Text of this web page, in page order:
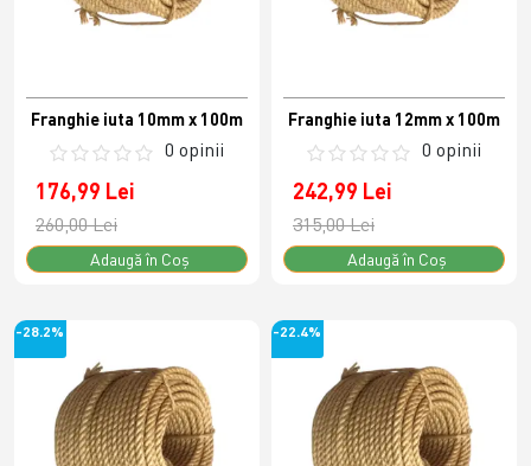
Franghie iuta 10mm x 100m
0 opinii
176,99 Lei
260,00 Lei
Adaugă în Coş
Franghie iuta 12mm x 100m
0 opinii
242,99 Lei
315,00 Lei
Adaugă în Coş
-28.2% -22.4%